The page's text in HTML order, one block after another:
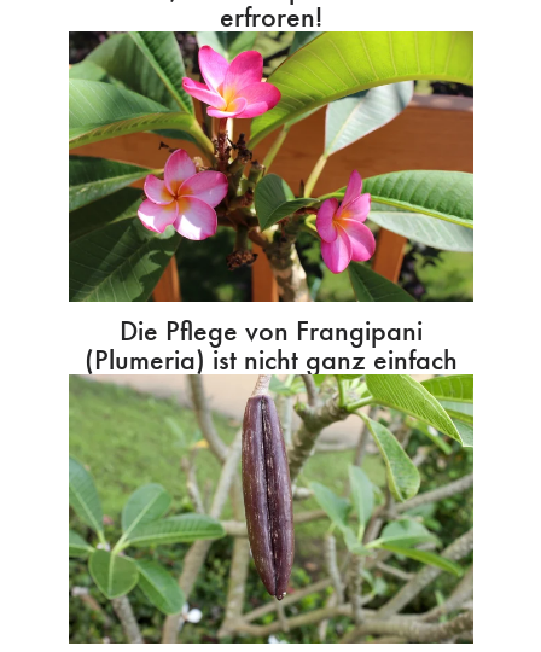
erfroren!
Die Pflege von Frangipani
(Plumeria) ist nicht ganz einfach